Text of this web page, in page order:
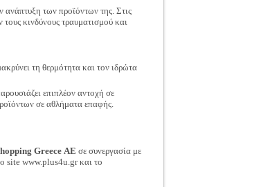
ανάπτυξη των προϊόντων της. Στις
τους κινδύνους τραυματισμού και
τη θερμότητα και τον ιδρώτα
επιπλέον αντοχή σε
σε αθλήματα επαφής.
Greece ΑΕ σε συνεργασία με
site www.plus4u.gr και το